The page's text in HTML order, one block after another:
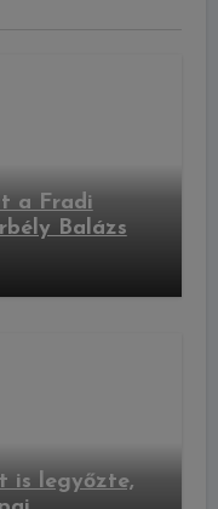
a Fradi
Balázs
is legyőzte,